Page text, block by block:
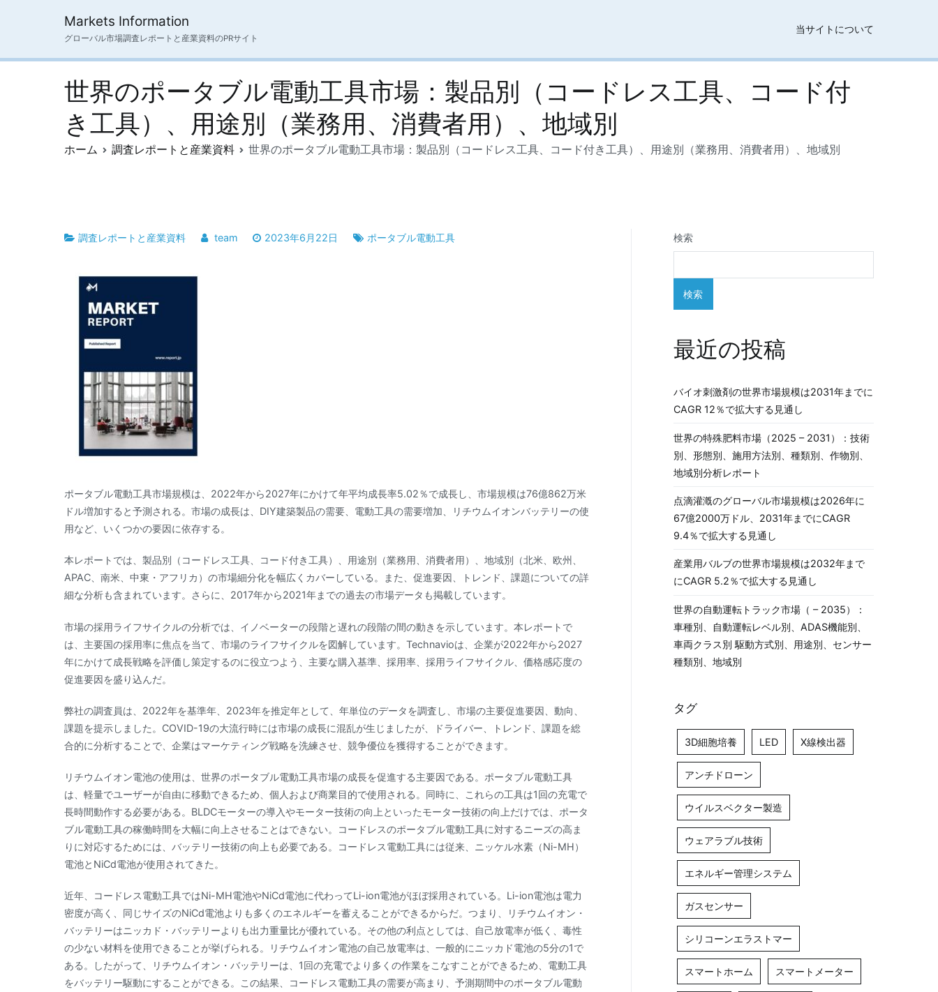
ス
Markets Information
グローバル市場調査レポートと産業資料のPRサイト
当サイトについて
世界のポータブル電動工具市場：製品別（コードレス工具、コード付
き工具）、用途別（業務用、消費者用）、地域別
ホーム 調査レポートと産業資料 世界のポータブル電動工具市場：製品別（コードレス工具、コード付き工具）、用途別（業務用、消費者用）、地域別
調査レポートと産業資料 team 2023年6月22日 ポータブル電動工具
ポータブル電動工具市場規模は、2022年から2027年にかけて年平均成長率5.02％で成長し、市場規模は76億862万米
ドル増加すると予測される。市場の成長は、DIY建築製品の需要、電動工具の需要増加、リチウムイオンバッテリーの使
用など、いくつかの要因に依存する。
本レポートでは、製品別（コードレス工具、コード付き工具）、用途別（業務用、消費者用）、地域別（北米、欧州、
APAC、南米、中東・アフリカ）の市場細分化を幅広くカバーしている。また、促進要因、トレンド、課題についての詳
細な分析も含まれています。さらに、2017年から2021年までの過去の市場データも掲載しています。
市場の採用ライフサイクルの分析では、イノベーターの段階と遅れの段階の間の動きを示しています。本レポートで
は、主要国の採用率に焦点を当て、市場のライフサイクルを図解しています。Technavioは、企業が2022年から2027
年にかけて成長戦略を評価し策定するのに役立つよう、主要な購入基準、採用率、採用ライフサイクル、価格感応度の
促進要因を盛り込んだ。
弊社の調査員は、2022年を基準年、2023年を推定年として、年単位のデータを調査し、市場の主要促進要因、動向、
課題を提示しました。COVID-19の大流行時には市場の成長に混乱が生じましたが、ドライバー、トレンド、課題を総
合的に分析することで、企業はマーケティング戦略を洗練させ、競争優位を獲得することができます。
リチウムイオン電池の使用は、世界のポータブル電動工具市場の成長を促進する主要因である。ポータブル電動工具
は、軽量でユーザーが自由に移動できるため、個人および商業目的で使用される。同時に、これらの工具は1回の充電で
長時間動作する必要がある。BLDCモーターの導入やモーター技術の向上といったモーター技術の向上だけでは、ポータ
ブル電動工具の稼働時間を大幅に向上させることはできない。コードレスのポータブル電動工具に対するニーズの高ま
りに対応するためには、バッテリー技術の向上も必要である。コードレス電動工具には従来、ニッケル水素（Ni-MH）
電池とNiCd電池が使用されてきた。
近年、コードレス電動工具ではNi-MH電池やNiCd電池に代わってLi-ion電池がほぼ採用されている。Li-ion電池は電力
密度が高く、同じサイズのNiCd電池よりも多くのエネルギーを蓄えることができるからだ。つまり、リチウムイオン・
バッテリーはニッカド・バッテリーよりも出力重量比が優れている。その他の利点としては、自己放電率が低く、毒性
の少ない材料を使用できることが挙げられる。リチウムイオン電池の自己放電率は、一般的にニッカド電池の5分の1で
ある。したがって、リチウムイオン・バッテリーは、1回の充電でより多くの作業をこなすことができるため、電動工具
をバッテリー駆動にすることができる。この結果、コードレス電動工具の需要が高まり、予測期間中のポータブル電動
検索
検索
最近の投稿
バイオ刺激剤の世界市場規模は2031年までに
CAGR 12％で拡大する見通し
世界の特殊肥料市場（2025 – 2031）：技術
別、形態別、施用方法別、種類別、作物別、
地域別分析レポート
点滴灌漑のグローバル市場規模は2026年に
67億2000万ドル、2031年までにCAGR
9.4％で拡大する見通し
産業用バルブの世界市場規模は2032年まで
にCAGR 5.2％で拡大する見通し
世界の自動運転トラック市場（ – 2035）：
車種別、自動運転レベル別、ADAS機能別、
車両クラス別 駆動方式別、用途別、センサー
種類別、地域別
タグ
3D細胞培養 LED X線検出器
アンチドローン
ウイルスベクター製造
ウェアラブル技術
エネルギー管理システム
ガスセンサー
シリコーンエラストマー
スマートホーム スマートメーター